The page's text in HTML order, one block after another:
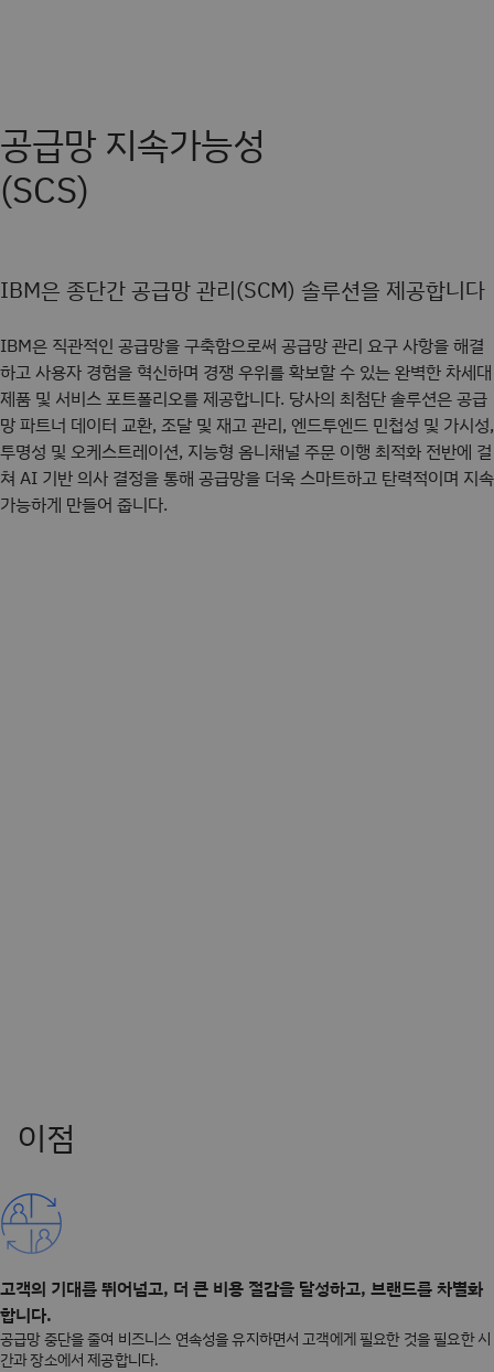
공급망 지속가능성
(SCS)
IBM은 종단간 공급망 관리(SCM) 솔루션을 제공합니다
IBM은 직관적인 공급망을 구축함으로써 공급망 관리 요구 사항을 해결
하고 사용자 경험을 혁신하며 경쟁 우위를 확보할 수 있는 완벽한 차세대
제품 및 서비스 포트폴리오를 제공합니다. 당사의 최첨단 솔루션은 공급
망 파트너 데이터 교환, 조달 및 재고 관리, 엔드투엔드 민첩성 및 가시성,
투명성 및 오케스트레이션, 지능형 옴니채널 주문 이행 최적화 전반에 걸
쳐 AI 기반 의사 결정을 통해 공급망을 더욱 스마트하고 탄력적이며 지속
가능하게 만들어 줍니다.
고객의 기대를 뛰어넘고, 더 큰 비용 절감을 달성하고, 브랜드를 차별화
합니다.
공급망 중단을 줄여 비즈니스 연속성을 유지하면서 고객에게 필요한 것을 필요한 시
간과 장소에서 제공합니다.